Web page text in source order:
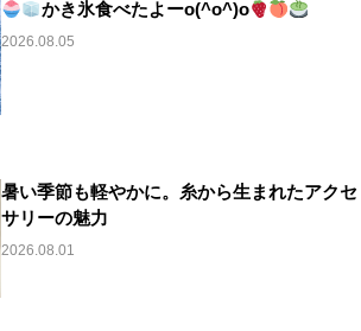
かき氷食べたよーo(^o^)o
2026.08.05
暑い季節も軽やかに。糸から生まれたアクセ
サリーの魅力
2026.08.01